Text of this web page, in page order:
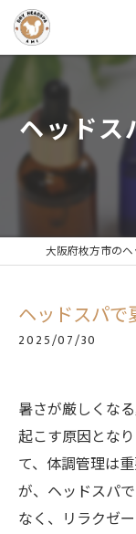
ヘッドス
ヘッドスパ
2025/07/30
暑さが厳しくな
起こす原因とな
て、体調管理は
が、ヘッドスパ
なく、リラクゼ